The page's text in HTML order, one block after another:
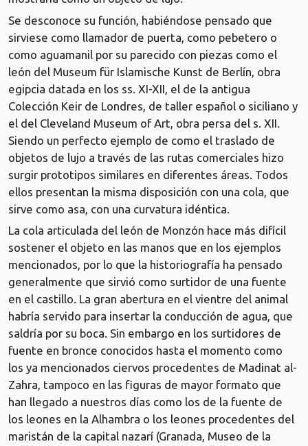
Se desconoce su función, habiéndose pensado que
sirviese como llamador de puerta, como pebetero o
como aguamanil por su parecido con piezas como el
león del Museum für Islamische Kunst de Berlín, obra
egipcia datada en los ss. XI-XII, el de la antigua
Colección Keir de Londres, de taller español o siciliano y
el del Cleveland Museum of Art, obra persa del s. XII.
Siendo un perfecto ejemplo de como el traslado de
objetos de lujo a través de las rutas comerciales hizo
surgir prototipos similares en diferentes áreas. Todos
ellos presentan la misma disposición con una cola, que
sirve como asa, con una curvatura idéntica.
La cola articulada del león de Monzón hace más difícil
sostener el objeto en las manos que en los ejemplos
mencionados, por lo que la historiografía ha pensado
generalmente que sirvió como surtidor de una fuente
en el castillo. La gran abertura en el vientre del animal
habría servido para insertar la conducción de agua, que
saldría por su boca. Sin embargo en los surtidores de
fuente en bronce conocidos hasta el momento como
los ya mencionados ciervos procedentes de Madinat al-
Zahra, tampoco en las figuras de mayor formato que
han llegado a nuestros días como los de la fuente de
los leones en la Alhambra o los leones procedentes del
maristán de la capital nazarí (Granada, Museo de la